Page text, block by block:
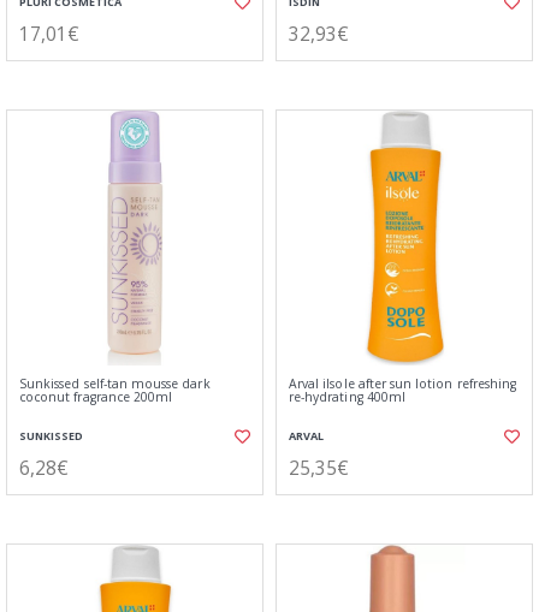
17,01€ 32,93€
Sunkissed self-tan mousse dark
coconut fragrance 200ml
SUNKISSED
6,28€
Arval ilsole after sun lotion refreshing
re-hydrating 400ml
ARVAL
25,35€